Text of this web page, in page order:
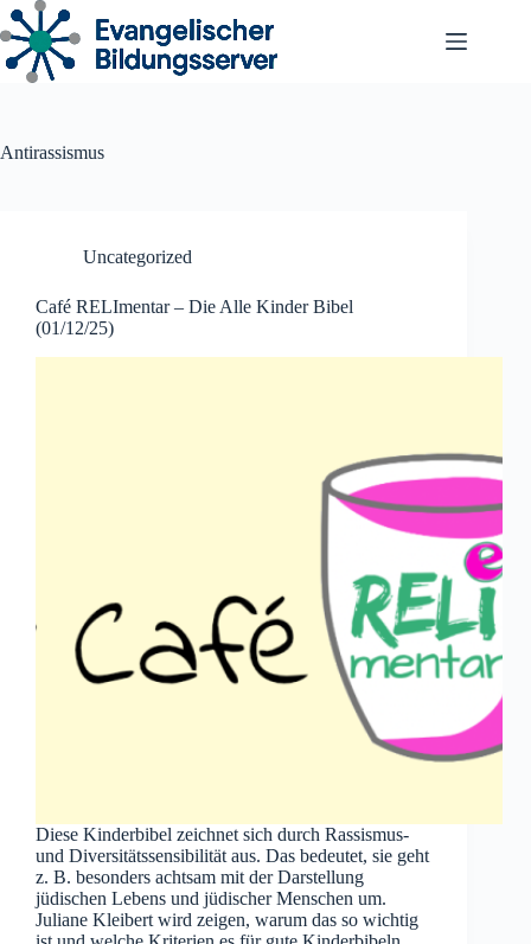
Zum
Inhalt
springen
Antirassismus
Uncategorized
Café RELImentar – Die Alle Kinder Bibel
(01/12/25)
Diese Kinderbibel zeichnet sich durch Rassismus-
und Diversitätssensibilität aus. Das bedeutet, sie geht
z. B. besonders achtsam mit der Darstellung
jüdischen Lebens und jüdischer Menschen um.
Juliane Kleibert wird zeigen, warum das so wichtig